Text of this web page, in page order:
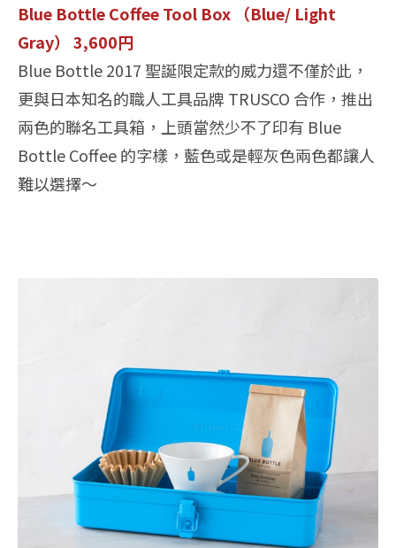
Blue Bottle Coffee Tool Box （Blue/ Light
Gray） 3,600円
Blue Bottle 2017 聖誕限定款的威力還不僅於此，
更與日本知名的職人工具品牌 TRUSCO 合作，推出
兩色的聯名工具箱，上頭當然少不了印有 Blue
Bottle Coffee 的字樣，藍色或是輕灰色兩色都讓人
難以選擇～